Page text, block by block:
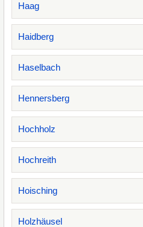
Haag
Haidberg
Haselbach
Hennersberg
Hochholz
Hochreith
Hoisching
Holzhäusel